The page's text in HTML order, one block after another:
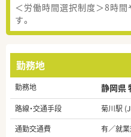
＜労働時間選択制度＞8時
す。
勤務地
勤務地 静岡県
路線・交通手段
菊川駅
通勤交通費
有／就